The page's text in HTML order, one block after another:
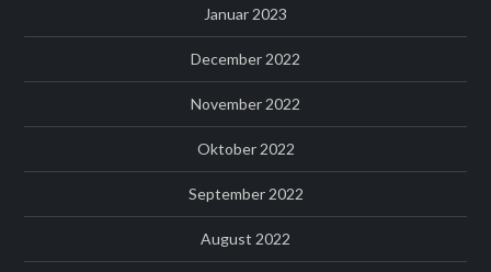
Januar 2023
December 2022
November 2022
Oktober 2022
September 2022
August 2022